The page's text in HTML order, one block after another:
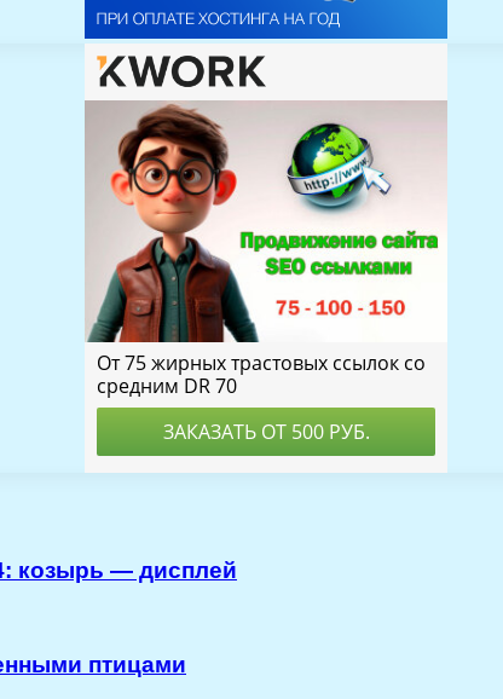
козырь — дисплей
птицами